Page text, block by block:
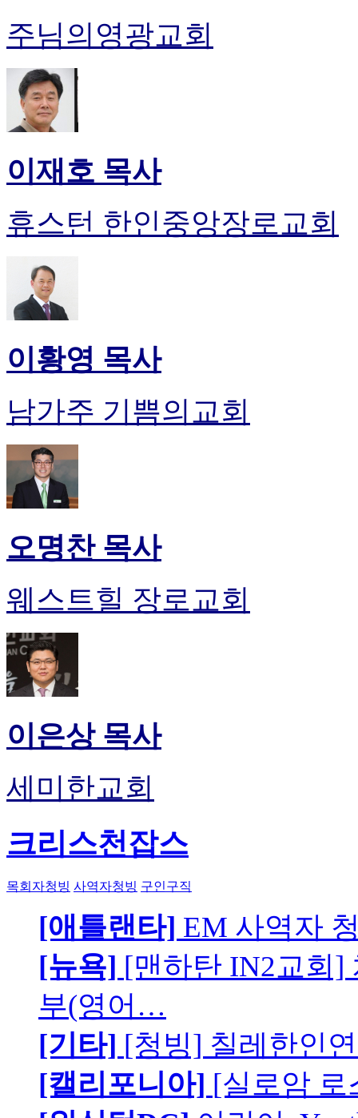
주님의영광교회
이재호 목사
휴스턴 한인중앙장로교회
이황영 목사
남가주 기쁨의교회
오명찬 목사
웨스트힐 장로교회
이은상 목사
세미한교회
크리스천잡스
목회자청빙 사역자청빙 구인구직
[애틀랜타] EM 사역자
[뉴욕] [맨하탄 IN2교회]
부(영어…
[기타] [청빙] 칠레한인
[캘리포니아] [실로암 로